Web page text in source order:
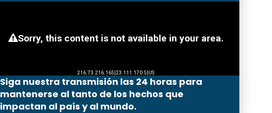
Siga nuestra transmisión las 24 horas para
mantenerse al tanto de los hechos que
impactan al país y al mundo.